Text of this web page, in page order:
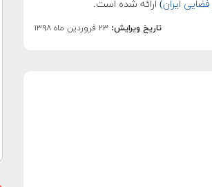
ایران) ارائه شده است.
تاریخ ویرایش: ۲۳ فروردین ماه ۱۳۹۸